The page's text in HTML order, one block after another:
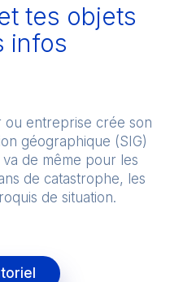
tes objets
infos
entreprise crée son
géographique (SIG)
de même pour les
de catastrophe, les
de situation.